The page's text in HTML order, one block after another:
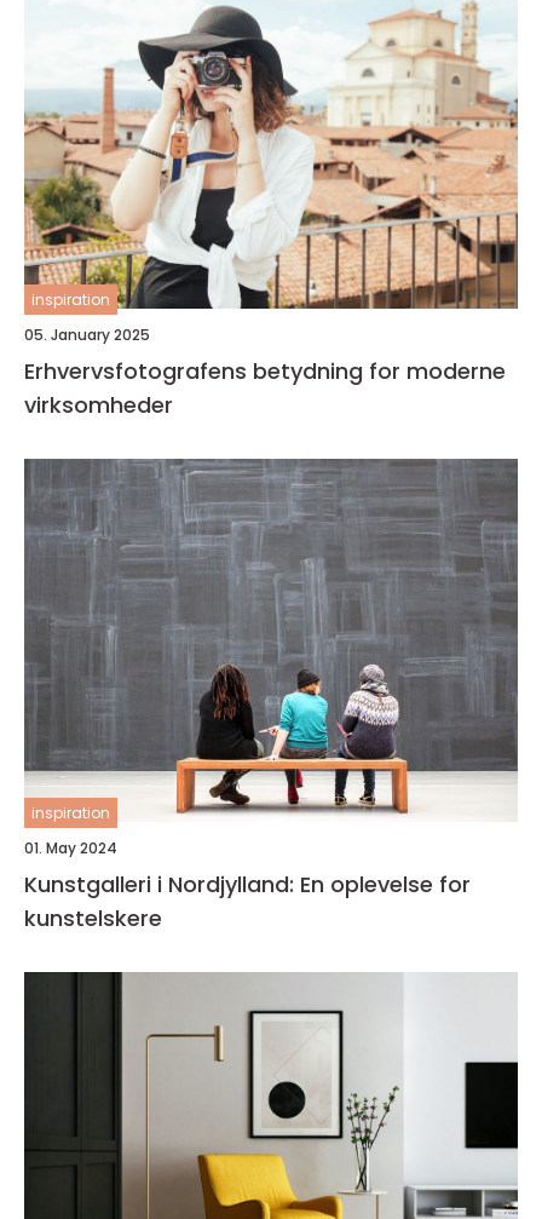
inspiration
05. January 2025
Erhvervsfotografens betydning for moderne
virksomheder
inspiration
01. May 2024
Kunstgalleri i Nordjylland: En oplevelse for
kunstelskere